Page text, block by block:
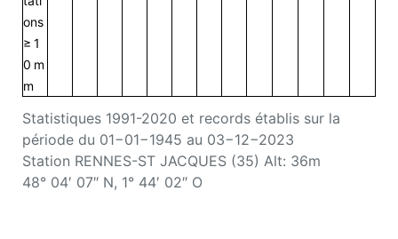
Statistiques 1991-2020 et records établis sur la
période du 01−01−1945 au 03−12−2023
Station RENNES-ST JACQUES (35) Alt: 36m
48° 04′ 07″ N, 1° 44′ 02″ O
ons
≥ 1
0 m
m